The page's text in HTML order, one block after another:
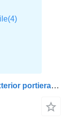
Altă componentă a cabinei paravant exterior portiera 2607787 pentru cap tractor Scania